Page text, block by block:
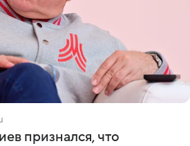
признался, что